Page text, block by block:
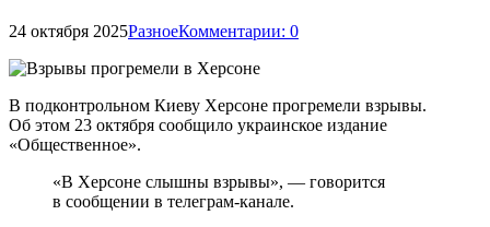
24 октября 2025РазноеКомментарии: 0
В подконтрольном Киеву Херсоне прогремели взрывы.
Об этом 23 октября сообщило украинское издание
«Общественное».
«В Херсоне слышны взрывы», — говорится
в сообщении в телеграм-канале.